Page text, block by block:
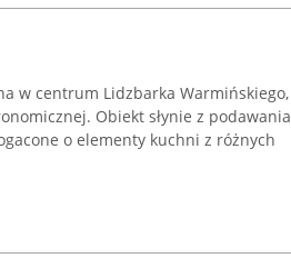
w centrum Lidzbarka Warmińskiego,
Obiekt słynie z podawania
o elementy kuchni z różnych